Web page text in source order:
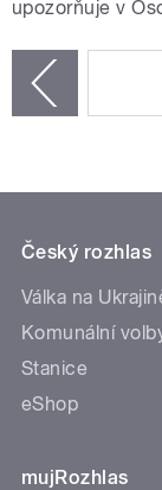
upozorňuje v
Český rozhlas
Válka na
Komunální
Stanice
eShop
mujRozhlas